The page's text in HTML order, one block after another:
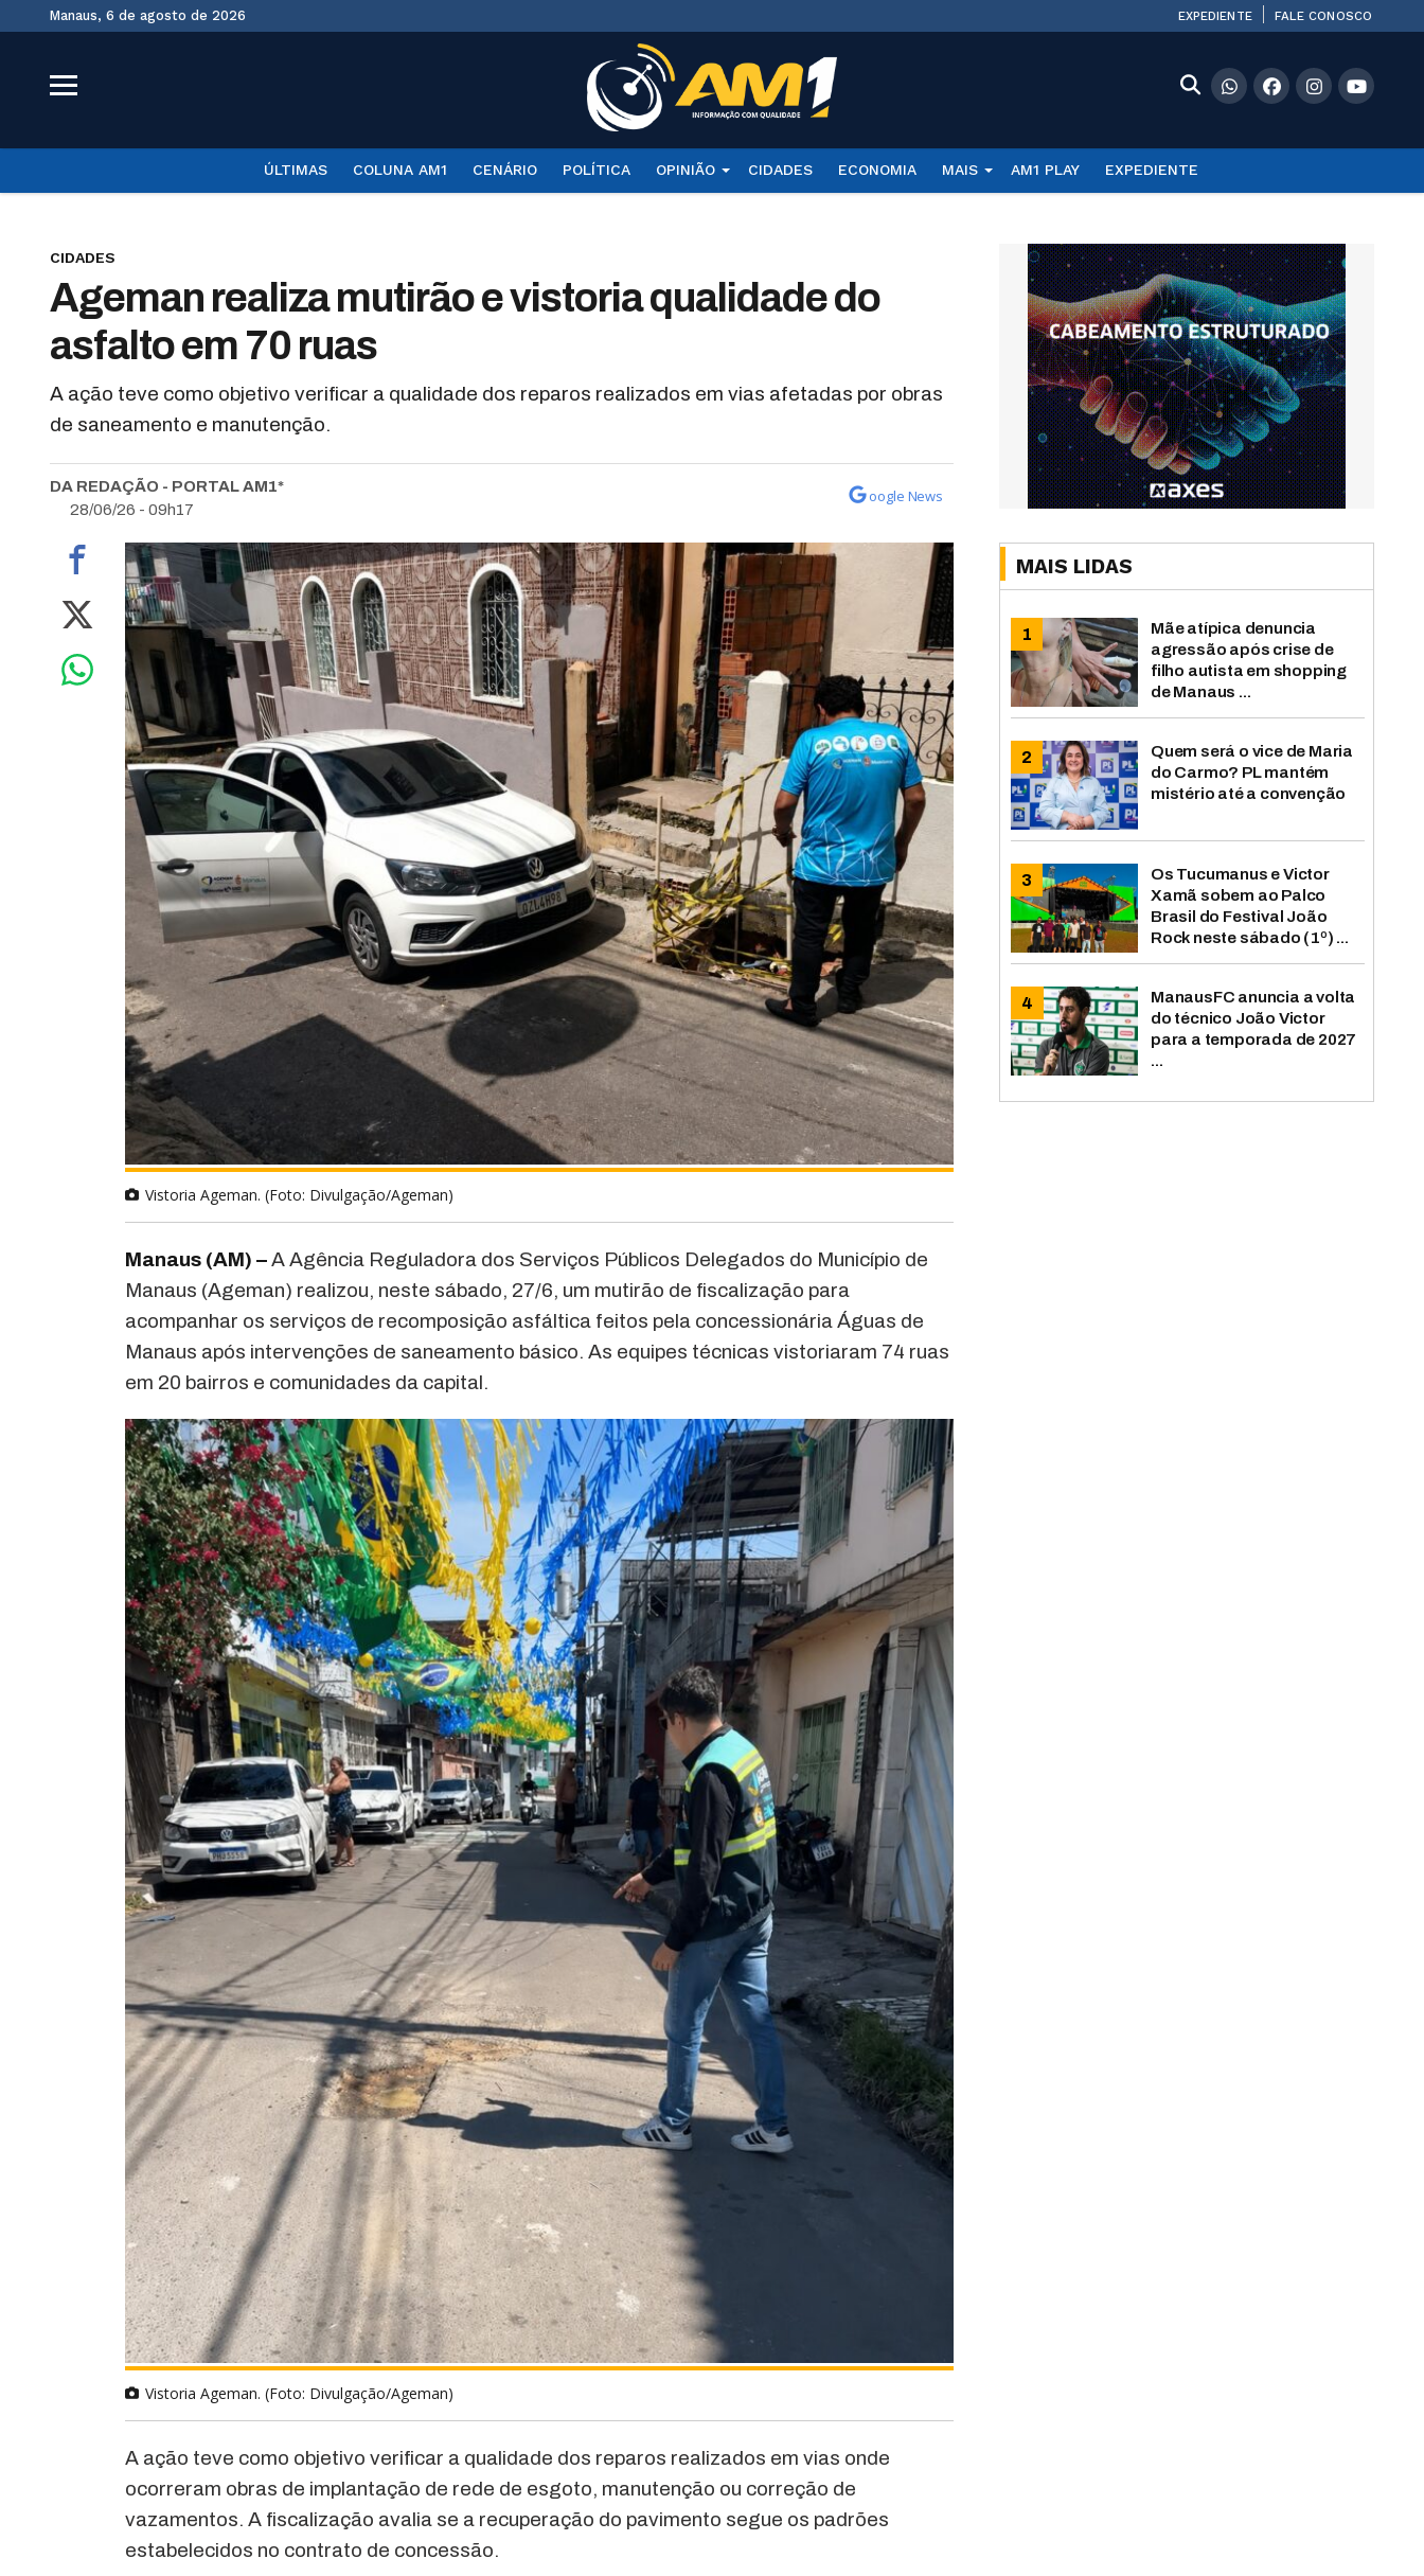
Manaus, 6 de agosto de 2026 EXPEDIENTE FALE CONOSCO
ÚLTIMAS COLUNA AM1 CENÁRIO POLÍTICA OPINIÃO CIDADES ECONOMIA MAIS AM1 PLAY EXPEDIENTE
CIDADES
Ageman realiza mutirão e vistoria qualidade do
asfalto em 70 ruas
A ação teve como objetivo verificar a qualidade dos reparos realizados em vias afetadas por obras
de saneamento e manutenção.
DA REDAÇÃO - PORTAL AM1*
28/06/26 - 09h17
oogle News
Vistoria Ageman. (Foto: Divulgação/Ageman)
Manaus (AM) –A Agência Reguladora dos Serviços Públicos Delegados do Município de
Manaus (Ageman) realizou, neste sábado, 27/6, um mutirão de fiscalização para
acompanhar os serviços de recomposição asfáltica feitos pela concessionária Águas de
Manaus após intervenções de saneamento básico. As equipes técnicas vistoriaram 74 ruas
em 20 bairros e comunidades da capital.
Vistoria Ageman. (Foto: Divulgação/Ageman)
A ação teve como objetivo verificar a qualidade dos reparos realizados em vias onde
ocorreram obras de implantação de rede de esgoto, manutenção ou correção de
vazamentos. A fiscalização avalia se a recuperação do pavimento segue os padrões
estabelecidos no contrato de concessão.
MAIS LIDAS
Mãe atípica denuncia
agressão após crise de
filho autista em shopping
de Manaus ...
Quem será o vice de Maria
do Carmo? PL mantém
mistério até a convenção
Os Tucumanus e Victor
Xamã sobem ao Palco
Brasil do Festival João
Rock neste sábado (1º) ...
ManausFC anuncia a volta
do técnico João Victor
para a temporada de 2027
...